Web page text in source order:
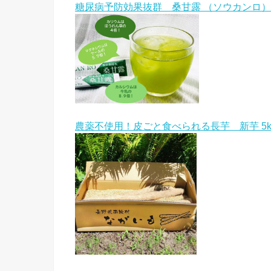
糖尿病予防効果抜群 桑甘露 （ソウカンロ）
農薬不使用！皮ごと食べられる長芋 新芋